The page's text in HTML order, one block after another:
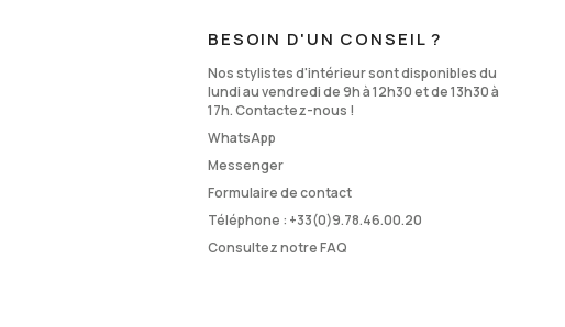
BESOIN D'UN CONSEIL ?
Nos stylistes d'intérieur sont disponibles du
lundi au vendredi de 9h à 12h30 et de 13h30 à
17h. Contactez-nous !
WhatsApp
Messenger
Formulaire de contact
Téléphone : +33(0)9.78.46.00.20
Consultez notre FAQ